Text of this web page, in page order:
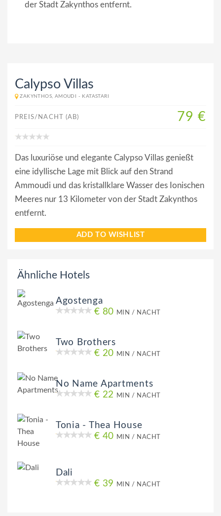
der Stadt Zakynthos entfernt.
Calypso Villas
ZAKYNTHOS, AMOUDI - KATASTARI
PREIS/NACHT (AB) 79 €
Das luxuriöse und elegante Calypso Villas genießt
eine idyllische Lage mit Blick auf den Strand
Ammoudi und das kristallklare Wasser des Ionischen
Meeres nur 13 Kilometer von der Stadt Zakynthos
entfernt.
ADD TO WISHLIST
Ähnliche Hotels
Agostenga
€ 80 MIN / NACHT
Two Brothers
€ 20 MIN / NACHT
No Name Apartments
€ 22
MIN / NACHT
Tonia - Thea House
€ 40 MIN / NACHT
Dali
€ 39
MIN / NACHT